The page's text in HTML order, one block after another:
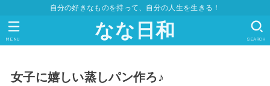
自分の好きなものを持って、自分の人生を生きる！
なな日和 SEARCH
MENU
女子に嬉しい蒸しパン作ろ♪